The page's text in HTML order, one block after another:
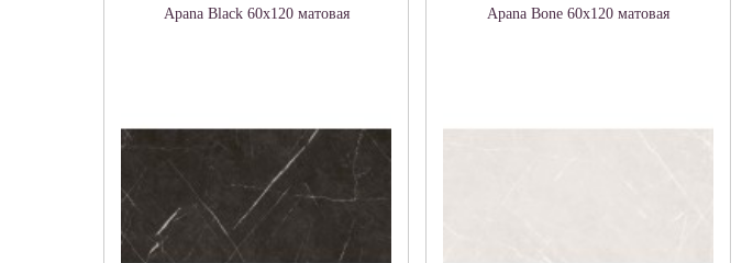
Apana Black 60х120 матовая Apana Bone 60х120 матовая